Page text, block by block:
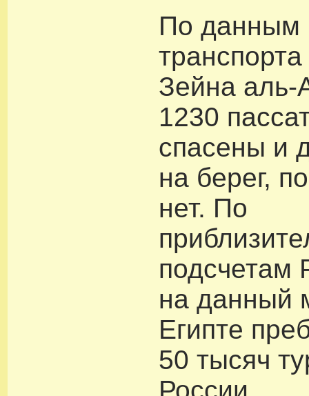
По данным
Зейна аль-
1230
спасены и
на берег,
нет. По
подсчетам
на данный
Египте
50 тысяч
России.